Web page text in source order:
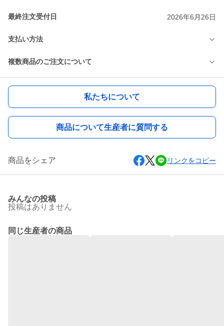
最終注文受付日 2026年6月26日
支払い方法
複数商品のご注文について
私たちについて
商品について生産者に質問する
商品をシェア リンクをコピー
みんなの投稿
投稿はありません
同じ生産者の商品